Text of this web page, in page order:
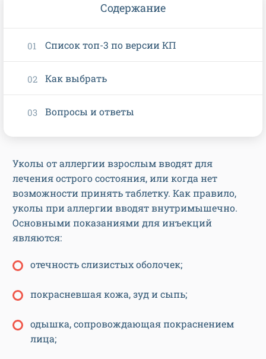
Уколы от аллергии взрослым вводят для
лечения острого состояния, или когда нет
возможности принять таблетку. Как правило,
уколы при аллергии вводят внутримышечно.
Основными показаниями для инъекций
являются:
отечность слизистых оболочек;
покрасневшая кожа, зуд и сыпь;
одышка, сопровождающая покраснением
лица;
Содержание
Список топ-3 по версии КП
Как выбрать
Вопросы и ответы